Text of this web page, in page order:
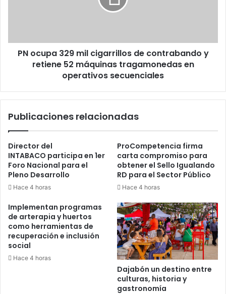
retiene
máquinas
operativos
PN ocupa 329 mil cigarrillos de contrabando y
retiene 52 máquinas tragamonedas en
operativos secuenciales
Publicaciones relacionadas
Director del
INTABACO participa en 1er
Foro Nacional para el
Pleno Desarrollo
Hace 4 horas
ProCompetencia firma
carta compromiso para
obtener el Sello Igualando
RD para el Sector Público
Hace 4 horas
Implementan programas
de arterapia y huertos
como herramientas de
recuperación e inclusión
social
Hace 4 horas
Dajabón un destino entre
culturas, historia y
gastronomía